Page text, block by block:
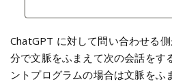
ChatGPT に対して問い合わせる
分で文脈をふまえて次の会話をす
ントプログラムの場合は文脈をふ